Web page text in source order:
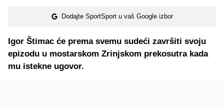
Dodajte SportSport u vaš Google izbor
Igor Štimac će prema svemu sudeći završiti svoju
epizodu u mostarskom Zrinjskom prekosutra kada
mu istekne ugovor.